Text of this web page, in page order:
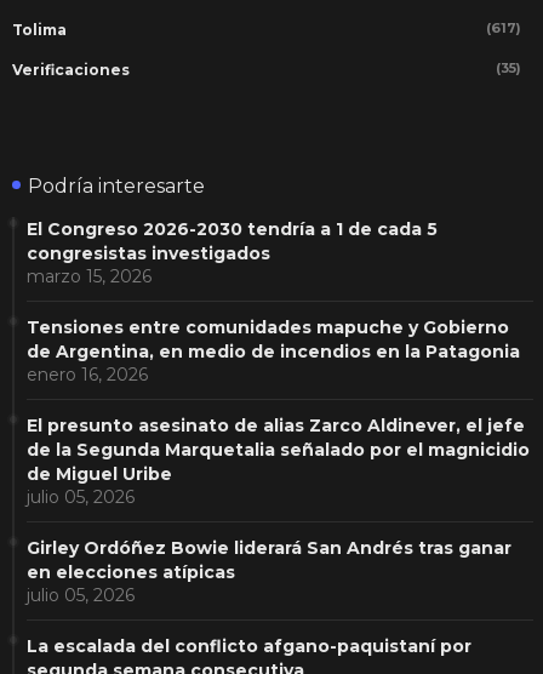
Tolima (617)
Verificaciones (35)
Podría interesarte
El Congreso 2026-2030 tendría a 1 de cada 5
congresistas investigados
marzo 15, 2026
Tensiones entre comunidades mapuche y Gobierno
de Argentina, en medio de incendios en la Patagonia
enero 16, 2026
El presunto asesinato de alias Zarco Aldinever, el jefe
de la Segunda Marquetalia señalado por el magnicidio
de Miguel Uribe
julio 05, 2026
Girley Ordóñez Bowie liderará San Andrés tras ganar
en elecciones atípicas
julio 05, 2026
La escalada del conflicto afgano-paquistaní por